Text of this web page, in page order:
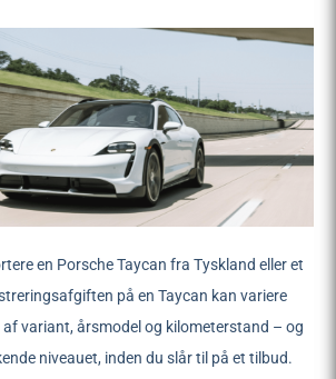
en Porsche Taycan fra Tyskland eller et
på en Taycan kan variere
variant, årsmodel og kilometerstand – og
niveauet, inden du slår til på et tilbud.